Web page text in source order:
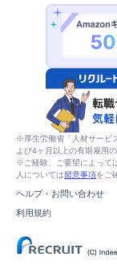
※厚生労働省「人材サービ
よび4ヶ月以上の有期雇用
※ご経験、ご要望によって
人については留意事項をご
ヘルプ・お問い合わせ
利用規約